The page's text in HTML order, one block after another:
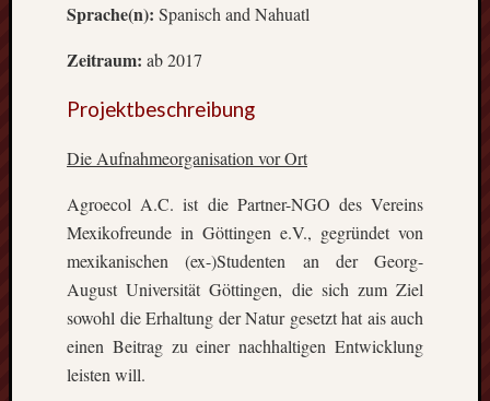
Sprache(n): Spanisch and Nahuatl
Zeitraum: ab 2017
Projektbeschreibung
Die Aufnahmeorganisation vor Ort
Agroecol A.C. ist die Partner-NGO des Vereins
Mexikofreunde in Göttingen e.V., gegründet von
mexikanischen (ex-)Studenten an der Georg-
August Universität Göttingen, die sich zum Ziel
sowohl die Erhaltung der Natur gesetzt hat ais auch
einen Beitrag zu einer nachhaltigen Entwicklung
leisten will.